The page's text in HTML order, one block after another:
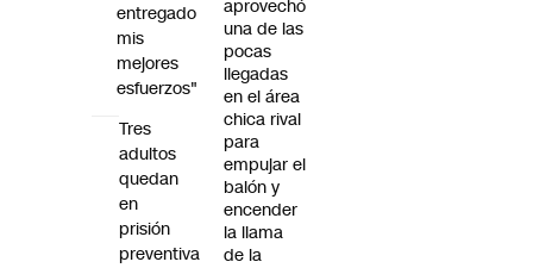
aprovechó
una de las
pocas
llegadas
en el área
chica rival
para
empujar el
balón y
encender
la llama
de la
entregado
mis
mejores
esfuerzos"
Tres
adultos
quedan
en
prisión
preventiva